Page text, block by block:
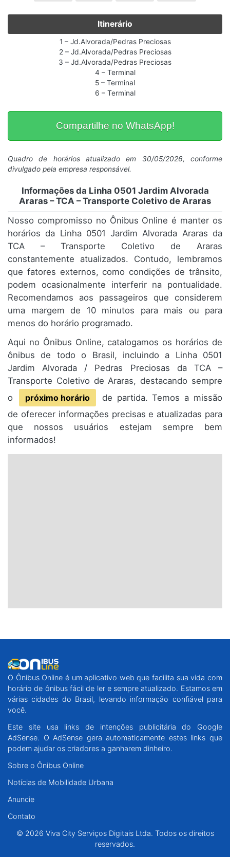
Itinerário
1 – Jd.Alvorada/Pedras Preciosas
2 – Jd.Alvorada/Pedras Preciosas
3 – Jd.Alvorada/Pedras Preciosas
4 – Terminal
5 – Terminal
6 – Terminal
Compartilhe no WhatsApp!
Quadro de horários atualizado em 30/05/2026, conforme
divulgado pela empresa responsável.
Informações da Linha 0501 Jardim Alvorada
Araras – TCA – Transporte Coletivo de Araras
Nosso compromisso no Ônibus Online é manter os
horários da Linha 0501 Jardim Alvorada Araras da
TCA – Transporte Coletivo de Araras
constantemente atualizados. Contudo, lembramos
que fatores externos, como condições de trânsito,
podem ocasionalmente interferir na pontualidade.
Recomendamos aos passageiros que considerem
uma margem de 10 minutos para mais ou para
menos do horário programado.
Aqui no Ônibus Online, catalogamos os horários de
ônibus de todo o Brasil, incluindo a Linha 0501
Jardim Alvorada / Pedras Preciosas da TCA –
Transporte Coletivo de Araras, destacando sempre
o
próximo horário
de partida. Temos a missão
de oferecer informações precisas e atualizadas para
que nossos usuários estejam sempre bem
informados!
O Ônibus Online é um aplicativo web que facilita sua vida com
horário de ônibus fácil de ler e sempre atualizado. Estamos em
várias cidades do Brasil, levando informação confiável para
você.
Este site usa links de intenções publicitária do Google
AdSense. O AdSense gera automaticamente estes links que
podem ajudar os criadores a ganharem dinheiro.
Sobre o Ônibus Online
Notícias de Mobilidade Urbana
Anuncie
Contato
© 2026 Viva City Serviços Digitais Ltda. Todos os direitos
reservados.